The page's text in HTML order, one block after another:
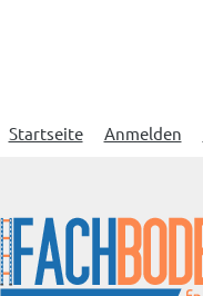
Startseite Anmelden